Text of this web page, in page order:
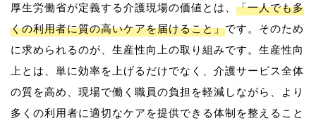
厚生労働省が定義する介護現場の価値とは、 「一人でも多
くの利用者に質の高いケアを届けること」です。そのため
に求められるのが、生産性向上の取り組みです。生産性向
上とは、単に効率を上げるだけでなく、介護サービス全体
の質を高め、現場で働く職員の負担を軽減しながら、より
多くの利用者に適切なケアを提供できる体制を整えること